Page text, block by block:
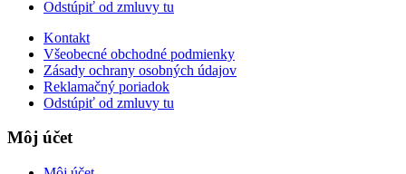
Odstúpiť od zmluvy tu
Kontakt
Všeobecné obchodné podmienky
Zásady ochrany osobných údajov
Reklamačný poriadok
Odstúpiť od zmluvy tu
Môj účet